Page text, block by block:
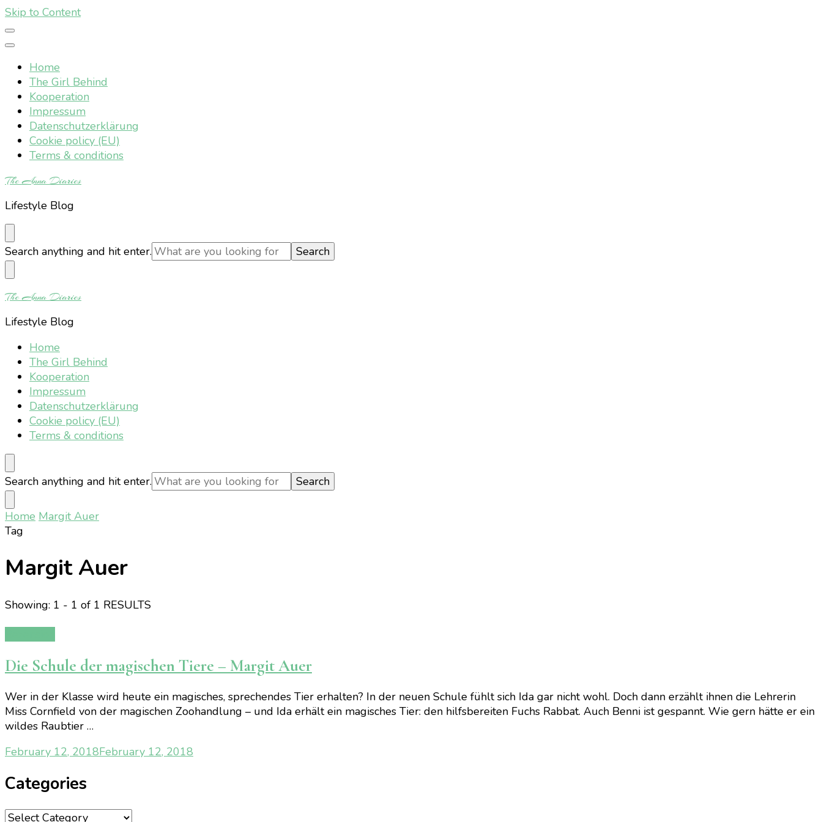
Skip to Content
Home
The Girl Behind
Kooperation
Impressum
Datenschutzerklärung
Cookie policy (EU)
Terms & conditions
The Anna Diaries
Lifestyle Blog
Looking
for
Something?
Search anything and hit enter.
The Anna Diaries
Lifestyle Blog
Home
The Girl Behind
Kooperation
Impressum
Datenschutzerklärung
Cookie policy (EU)
Terms & conditions
Looking
for
Something?
Search anything and hit enter.
Home Margit Auer
Tag
Margit Auer
Showing: 1 - 1 of 1 RESULTS
Die Schule der magischen Tiere – Margit Auer
Wer in der Klasse wird heute ein magisches, sprechendes Tier erhalten? In der neuen Schule fühlt sich Ida gar nicht wohl. Doch dann erzählt ihnen die Lehrerin
Miss Cornfield von der magischen Zoohandlung – und Ida erhält ein magisches Tier: den hilfsbereiten Fuchs Rabbat. Auch Benni ist gespannt. Wie gern hätte er ein
wildes Raubtier …
February 12, 2018February 12, 2018
Categories
Categories